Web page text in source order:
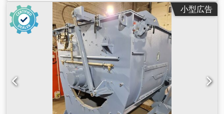
小型広告